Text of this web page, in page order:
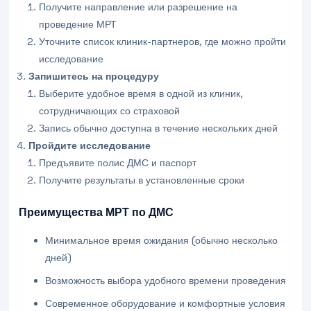
Получите направление или разрешение на
проведение МРТ
Уточните список клиник-партнеров, где можно пройти
исследование
Запишитесь на процедуру
Выберите удобное время в одной из клиник,
сотрудничающих со страховой
Запись обычно доступна в течение нескольких дней
Пройдите исследование
Предъявите полис ДМС и паспорт
Получите результаты в установленные сроки
Преимущества МРТ по ДМС
Минимальное время ожидания (обычно несколько
дней)
Возможность выбора удобного времени проведения
Современное оборудование и комфортные условия